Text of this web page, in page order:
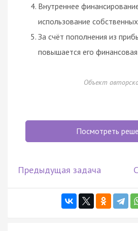
Внутреннее
использование
За счёт пополнения из
повышается его
Объект
Посмотреть
Предыдущая задача